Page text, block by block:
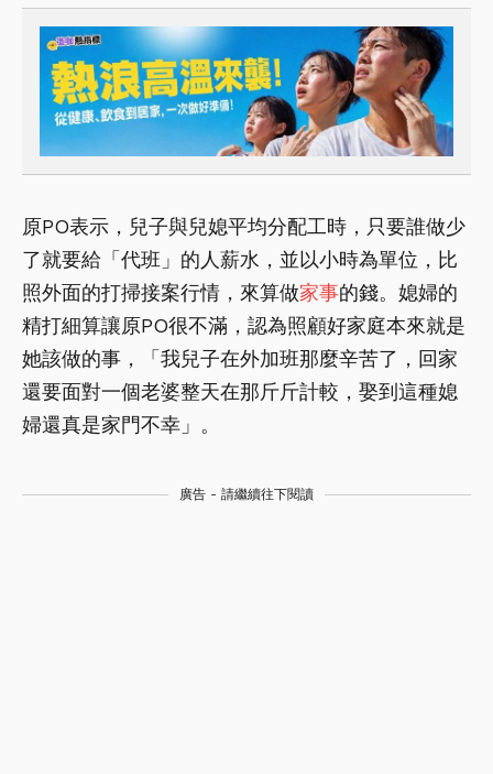
原PO表示，兒子與兒媳平均分配工時，只要誰做少
了就要給「代班」的人薪水，並以小時為單位，比
照外面的打掃接案行情，來算做家事的錢。媳婦的
精打細算讓原PO很不滿，認為照顧好家庭本來就是
她該做的事，「我兒子在外加班那麼辛苦了，回家
還要面對一個老婆整天在那斤斤計較，娶到這種媳
婦還真是家門不幸」。
廣告 - 請繼續往下閱讀